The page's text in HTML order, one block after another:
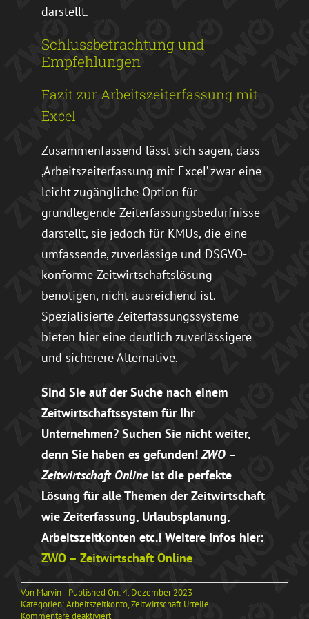
darstellt.
Schlussbetrachtung und
Empfehlungen
Fazit zur Arbeitszeiterfassung mit
Excel
Zusammenfassend lässt sich sagen, dass
‚Arbeitszeiterfassung mit Excel‘ zwar eine
leicht zugängliche Option für
grundlegende Zeiterfassungsbedürfnisse
darstellt, sie jedoch für KMUs, die eine
umfassende, zuverlässige und DSGVO-
konforme Zeitwirtschaftslösung
benötigen, nicht ausreichend ist.
Spezialisierte Zeiterfassungssysteme
bieten hier eine deutlich zuverlässigere
und sicherere Alternative.
Sind Sie auf der Suche nach einem
Zeitwirtschaftssystem für Ihr
Unternehmen? Suchen Sie nicht weiter,
denn Sie haben es gefunden!ZWO –
Zeitwirtschaft Onlineist die perfekte
Lösung für alle Themen der Zeitwirtschaft
wie Zeiterfassung, Urlaubsplanung,
Arbeitszeitkonten etc.! Weitere Infos hier:
ZWO – Zeitwirtschaft Online
Von Marvin
Published On: 4. Dezember 2023
Kategorien:Arbeitszeitkonto,Zeitwirtschaft Urteile
Kommentare deaktiviertfür